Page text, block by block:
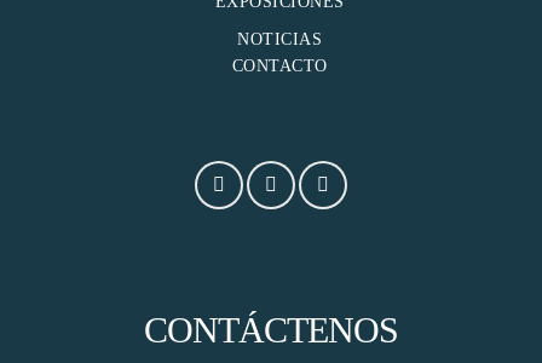
NOTICIAS
CONTACTO
CONTÁCTENOS